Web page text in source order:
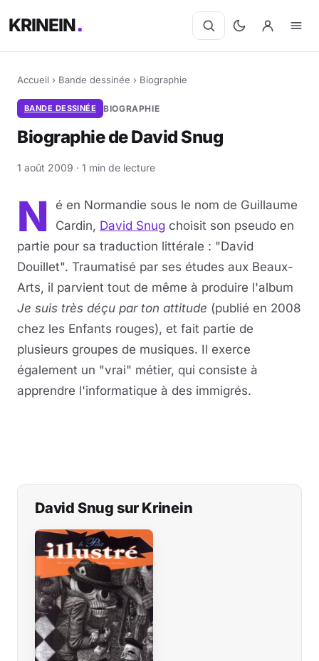
KRINEIN
Accueil › Bande dessinée › Biographie
BANDE DESSINÉE BIOGRAPHIE
Biographie de David Snug
1 août 2009 · 1 min de lecture
N
é en Normandie sous le nom de Guillaume
Cardin, David Snug choisit son pseudo en
partie pour sa traduction littérale : "David
Douillet". Traumatisé par ses études aux Beaux-
Arts, il parvient tout de même à produire l'album
Je suis très déçu par ton attitude (publié en 2008
chez les Enfants rouges), et fait partie de
plusieurs groupes de musiques. Il exerce
également un "vrai" métier, qui consiste à
apprendre l'informatique à des immigrés.
David Snug sur Krinein